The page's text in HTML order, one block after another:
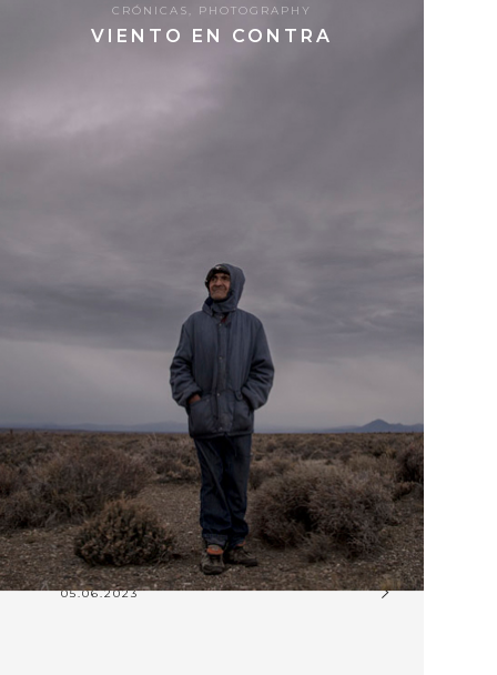
05.06.2023
CRÓNICAS, PHOTOGRAPHY
VIENTO EN CONTRA